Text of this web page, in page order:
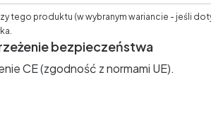
tego produktu (w wybranym wariancie - jeśli
bezpieczeństwa
CE (zgodność z normami UE).